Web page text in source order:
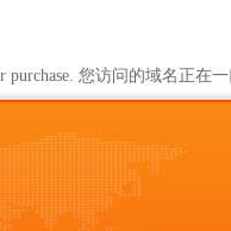
purchase. 您访问的域名正在